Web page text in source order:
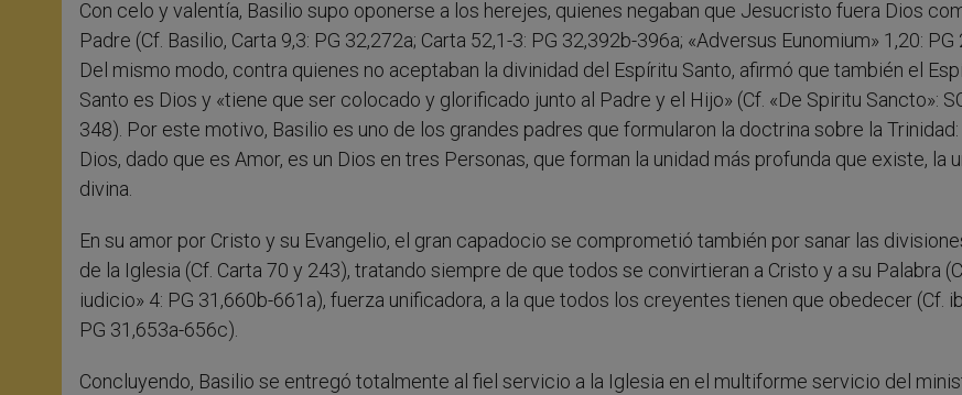
Con celo y valentía, Basilio supo oponerse a los herejes, quienes negaban que Jesucristo fuera Dios
Padre (Cf. Basilio, Carta 9,3: PG 32,272a; Carta 52,1-3: PG 32,392b-396a; «Adversus Eunomium» 1,20: PG
Del mismo modo, contra quienes no aceptaban la divinidad del Espíritu Santo, afirmó que también el
Santo es Dios y «tiene que ser colocado y glorificado junto al Padre y el Hijo» (Cf. «De Spiritu Sancto»:
348). Por este motivo, Basilio es uno de los grandes padres que formularon la doctrina sobre la
Dios, dado que es Amor, es un Dios en tres Personas, que forman la unidad más profunda que existe, la
divina.
En su amor por Cristo y su Evangelio, el gran capadocio se comprometió también por sanar las
de la Iglesia (Cf. Carta 70 y 243), tratando siempre de que todos se convirtieran a Cristo y a su Palabra
iudicio» 4: PG 31,660b-661a), fuerza unificadora, a la que todos los creyentes tienen que obedecer (Cf.
PG 31,653a-656c).
Concluyendo, Basilio se entregó totalmente al fiel servicio a la Iglesia en el multiforme servicio del